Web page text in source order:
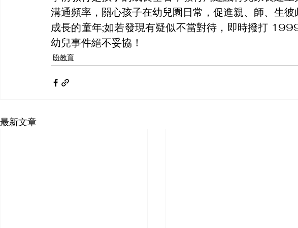
溝通頻率，關心孩子在幼兒園日常，促進親、師、生
成長的童年;如若發現有疑似不當對待，即時撥打
幼兒事件絕不妥協！
盼教育
最新文章